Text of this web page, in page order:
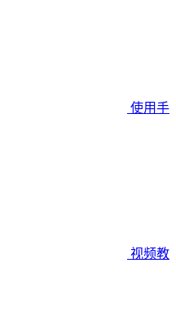
使用手
视频教